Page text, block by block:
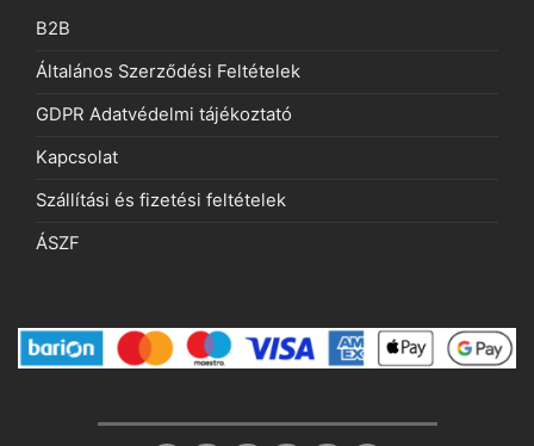
B2B
Általános Szerződési Feltételek
GDPR Adatvédelmi tájékoztató
Kapcsolat
Szállítási és fizetési feltételek
ÁSZF